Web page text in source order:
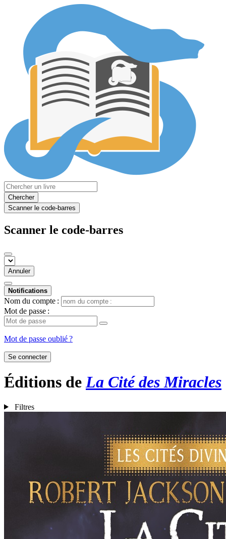
Chercher
Scanner le code-barres
Scanner le code-barres
Annuler
Notifications
Nom du compte :
Mot de passe :
Mot de passe oublié ?
Se connecter
Éditions deLa Cité des Miracles
Filtres